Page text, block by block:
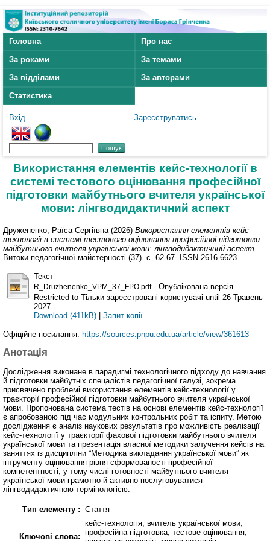
Головна
Про нас
За роками
За темами
За відділами
За авторами
Статистика
Вхід Зареєструватись
Використання елементів кейс-технології в
системі тестового оцінювання професійної
підготовки майбутнього вчителя української
мови: лінгводидактичний аспект
Дружененко, Раїса Сергіївна (2026) Використання елементів кейс-
технології в системі тестового оцінювання професійної підготовки
майбутнього вчителя української мови: лінгводидактичний аспект
Витоки педагогічної майстерності (37). с. 62-67. ISSN 2616-6623
Текст
R_Druzhenenko_VPM_37_FPO.pdf- Опублікована версія
Restricted to Тільки зареєстровані користувачі until 26 Травень
2027.
Download (411kB) | Запит копії
Офіційне посилання: https://sources.pnpu.edu.ua/article/view/361613
Анотація
Дослідження виконане в парадигмі технологічного підходу до навчання
й підготовки майбутніх спецалістів педагогічної галузі, зокрема
присвячено проблемі використання елементів кейс-технології у
траєкторії професійної підготовки майбутнього вчителя української
мови. Пропонована система тестів на основі елементів кейс-технології
є апробованою під час модульних контрольних робіт та іспиту. Метою
дослідження є аналіз наукових результатів про можливість реалізації
кейс-технології у траєкторії фахової підготовки майбутнього вчителя
української мови та презентація власної методики залучення кейсів на
заняттях із дисципліни “Методика викладання української мови” як
інтрументу оцінювання рівня сформованості професійної
компетентності, у тому числі готовності майбутнього вчителя
української мови грамотно й активно послуговуватися
лінгводидактичною термінологією.
Тип елементу : Стаття
Ключові слова:
кейс-технологія; вчитель української мови;
професійна підготовка; тестове оцінювання;